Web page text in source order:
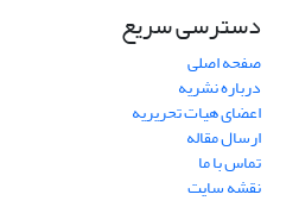
دسترسی سریع
صفحه اصلی
درباره نشریه
اعضای هیات تحریریه
ارسال مقاله
تماس با ما
نقشه سایت